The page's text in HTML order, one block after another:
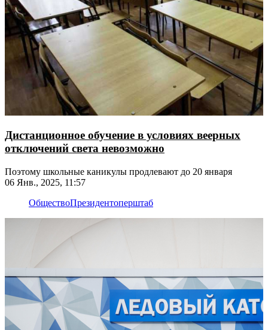
Дистанционное обучение в условиях веерных
отключений света невозможно
Поэтому школьные каникулы продлевают до 20 января
06 Янв., 2025, 11:57
ОбществоПрезидентоперштаб